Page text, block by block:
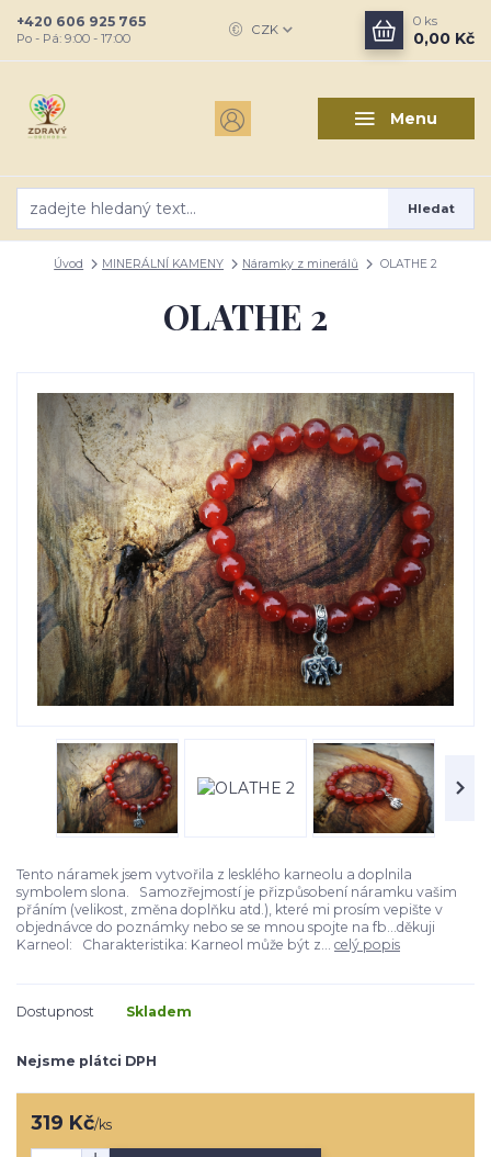
Menu
CZK
Hledat
+420 606 925 765
Po - Pá: 9:00 - 17:00
0 ks
0,00 Kč
Úvod MINERÁLNÍ KAMENY Náramky z minerálů OLATHE 2
OLATHE 2
Tento náramek jsem vytvořila z lesklého karneolu a doplnila
symbolem slona. Samozřejmostí je přizpůsobení náramku vašim
přáním (velikost, změna doplňku atd.), které mi prosím vepište v
objednávce do poznámky nebo se se mnou spojte na fb...děkuji
Karneol: Charakteristika: Karneol může být z... celý popis
Dostupnost Skladem
Nejsme plátci DPH
319 Kč/ks